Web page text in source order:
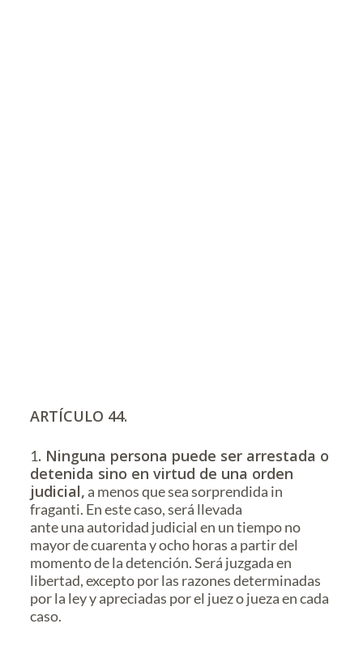
ARTÍCULO 44.
1. Ninguna persona puede ser arrestada o
detenida sino en virtud de una orden
judicial, a menos que sea sorprendida in
fraganti. En este caso, será llevada
ante una autoridad judicial en un tiempo no
mayor de cuarenta y ocho horas a partir del
momento de la detención. Será juzgada en
libertad, excepto por las razones determinadas
por la ley y apreciadas por el juez o jueza en cada
caso.